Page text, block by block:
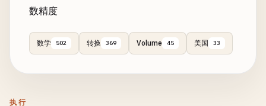
数精度
数学 502 转换 369 Volume 45 美国 33
执行